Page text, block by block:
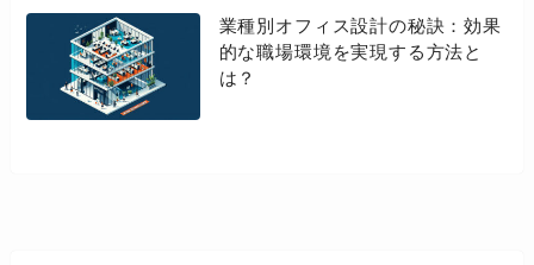
業種別オフィス設計の秘訣：効果
的な職場環境を実現する方法と
は？